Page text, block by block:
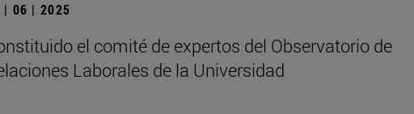
| 06 | 2025
el comité de expertos del Observatorio de
Laborales de la Universidad